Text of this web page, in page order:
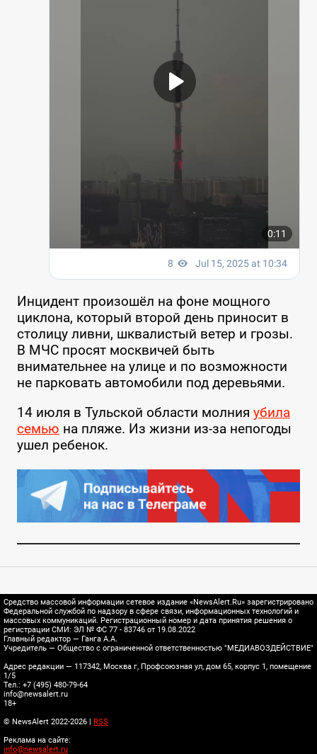
Инцидент произошёл на фоне мощного
циклона, который второй день приносит в
столицу ливни, шквалистый ветер и грозы.
В МЧС просят москвичей быть
внимательнее на улице и по возможности
не парковать автомобили под деревьями.
14 июля в Тульской области молния убила
семью на пляже. Из жизни из-за непогоды
ушел ребенок.
Средство массовой информации сетевое издание «NewsAlert.Ru» зарегистрировано
Федеральной службой по надзору в сфере связи, информационных технологий и
массовых коммуникаций. Регистрационный номер и дата принятия решения о
регистрации СМИ: ЭЛ № ФС 77 - 83746 от 19.08.2022
Главный редактор — Ганга А.А.
Учредитель — Общество с ограниченной ответственностью "МЕДИАВОЗДЕЙСТВИЕ"
Адрес редакции — 117342, Москва г, Профсоюзная ул, дом 65, корпус 1, помещение
1/5
Тел.: +7 (495) 480-79-64
info@newsalert.ru
18+
© NewsAlert 2022-2026 |
RSS
Реклама на сайте:
info@newsalert.ru